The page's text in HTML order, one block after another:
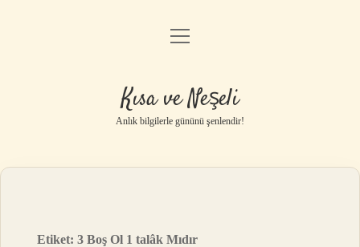
Anasayfa
Yasal Uyarı
menüyü
Kısa ve Neşeli
Anlık bilgilerle gününü şenlendir!
Etiket:3 Boş Ol 1 talâk Mıdır